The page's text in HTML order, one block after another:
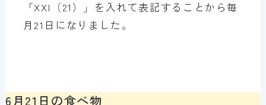
「XXI（21）」を入れて表記することから毎
月21日になりました。
6月21日の食べ物